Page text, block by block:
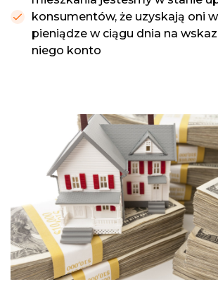
konsumentów, że uzyskają oni
pieniądze w ciągu dnia na
niego konto